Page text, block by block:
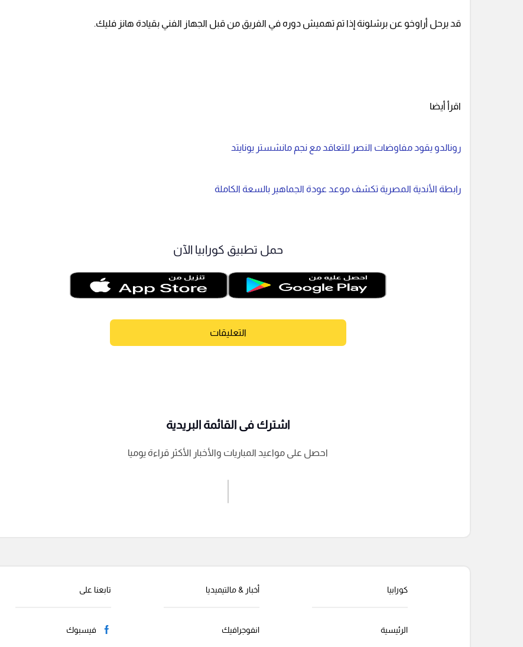
قد يرحل أراوخو عن برشلونة إذا تم تهميش دوره في الفريق من قبل الجهاز الفني بقيادة هانز فليك.
اقرأ أيضا
رونالدو يقود مفاوضات النصر للتعاقد مع نجم مانشستر يونايتد
رابطة الأندية المصرية تكشف موعد عودة الجماهير بالسعة الكاملة
حمل تطبيق كورابيا الآن
التعليقات
إرسال تعليق
اشترك فى القائمة البريدية
احصل على مواعيد المباريات والأخبار الأكثر قراءة يوميا
كورابيا
الرئيسية
أخبار & مالتيميديا
انفوجرافيك
تابعنا على
فيسبوك